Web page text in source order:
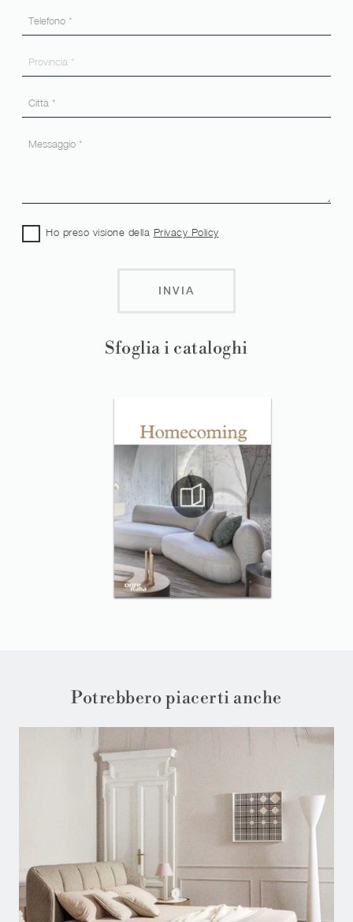
Sfoglia i cataloghi
Ho preso visione della Privacy Policy
INVIA
Potrebbero piacerti anche